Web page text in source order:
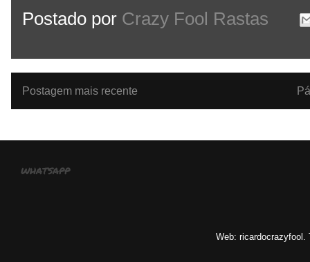
Postado por Crazy Fool Rastas
Postagem mais recente
whatsapp
Web: